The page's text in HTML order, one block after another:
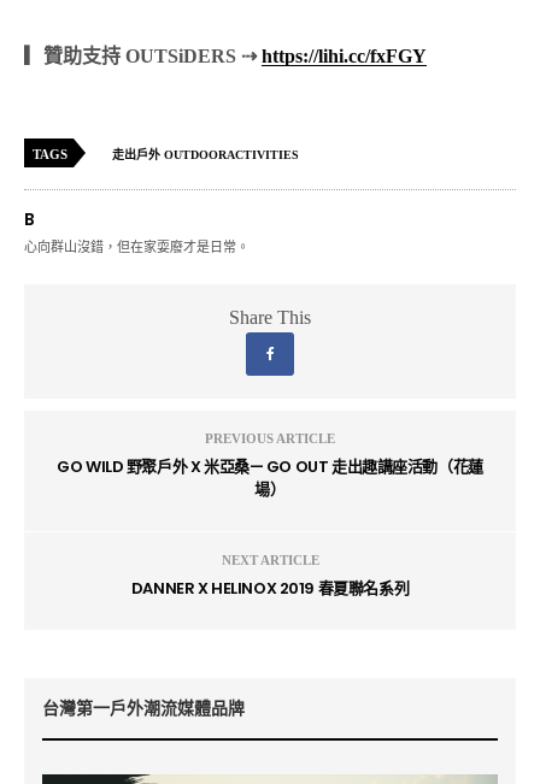
▎贊助支持 OUTSiDERS ⇢https://lihi.cc/fxFGY
TAGS 走出戶外 OUTDOORACTIVITIES
B
心向群山沒錯，但在家耍廢才是日常。
Share This
PREVIOUS ARTICLE
GO WILD 野聚戶外 X 米亞桑— GO OUT 走出趣講座活動（花蓮
場）
NEXT ARTICLE
DANNER X HELINOX 2019 春夏聯名系列
台灣第一戶外潮流媒體品牌